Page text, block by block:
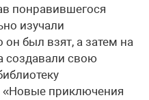
понравившегося
изучали
он был взят, а затем на
создавали свою
«Новые приключения